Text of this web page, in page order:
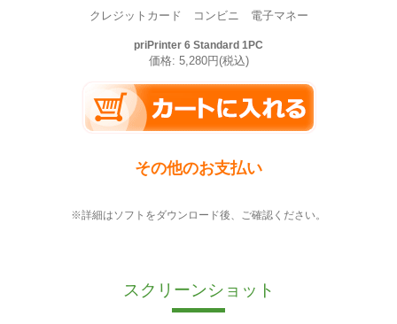
クレジットカード コンビニ 電子マネー
priPrinter 6 Standard 1PC
価格: 5,280円(税込)
その他のお支払い
※詳細はソフトをダウンロード後、ご確認ください。
スクリーンショット